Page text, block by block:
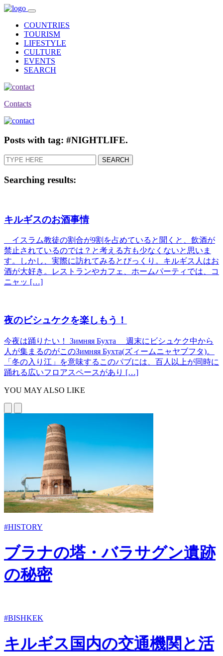
COUNTRIES
TOURISM
LIFESTYLE
CULTURE
EVENTS
SEARCH
Contacts
Posts with tag: #NIGHTLIFE.
Searching results:
キルギスのお酒事情
イスラム教徒の割合が9割を占めていると聞くと、飲酒が
禁止されているのでは？と考える方も少なくないと思いま
す。しかし、実際に訪れてみるとびっくり。キルギス人はお
酒が大好き。レストランやカフェ、ホームパーティでは、コ
ニャッ […]
夜のビシュケクを楽しもう！
今夜は踊りたい！ Зимняя Бухта 週末にビシュケク中から
人が集まるのがこのЗимняя Бухта(ズィームニャヤブフタ)。
「冬の入り江」を意味するこのパブには、百人以上が同時に
踊れる広いフロアスペースがあり […]
YOU MAY ALSO LIKE
#HISTORY
ブラナの塔・バラサグン遺跡
の秘密
#BISHKEK
キルギス国内の交通機関と活